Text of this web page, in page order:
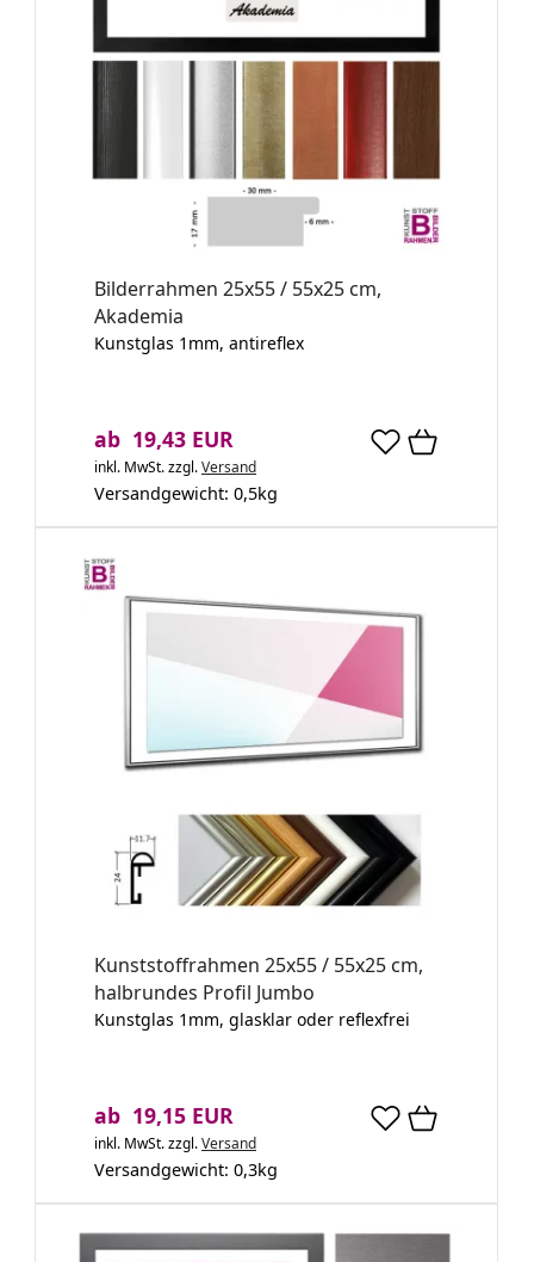
Bilderrahmen 25x55 / 55x25 cm,
Akademia
Kunstglas 1mm, antireflex
ab 19,43 EUR
inkl. MwSt.zzgl.Versand
Versandgewicht: 0,5kg
Kunststoffrahmen 25x55 / 55x25 cm,
halbrundes Profil Jumbo
Kunstglas 1mm, glasklar oder reflexfrei
ab 19,15 EUR
inkl. MwSt.zzgl.Versand
Versandgewicht: 0,3kg